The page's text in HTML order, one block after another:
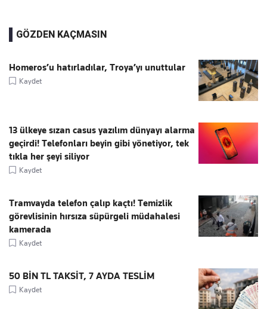
GÖZDEN KAÇMASIN
Homeros’u hatırladılar, Troya’yı unuttular
Kaydet
13 ülkeye sızan casus yazılım dünyayı alarma
geçirdi! Telefonları beyin gibi yönetiyor, tek
tıkla her şeyi siliyor
Kaydet
Tramvayda telefon çalıp kaçtı! Temizlik
görevlisinin hırsıza süpürgeli müdahalesi
kamerada
Kaydet
50 BİN TL TAKSİT, 7 AYDA TESLİM
Kaydet